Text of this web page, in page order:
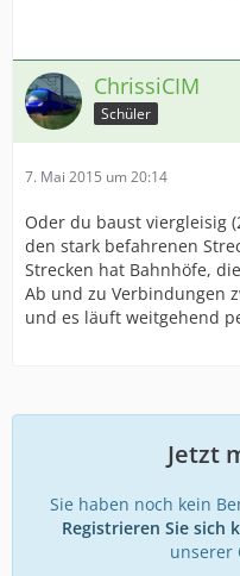
ChrissiCIM
Schüler
7. Mai 2015 um 20:14
Oder du baust viergleisig
den stark befahrenen
Strecken hat Bahnhöfe,
Ab und zu Verbindungen
und es läuft weitgehend
Jetzt
Sie haben noch kein
Registrieren Sie sich
unserer